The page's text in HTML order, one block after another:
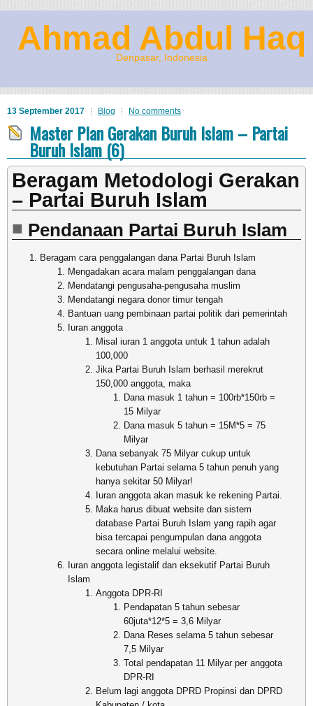
Ahmad Abdul Haq
Denpasar, Indonesia
13 September 2017 Blog No comments
Master Plan Gerakan Buruh Islam – Partai
Buruh Islam (6)
Beragam Metodologi Gerakan
– Partai Buruh Islam
Pendanaan Partai Buruh Islam
Beragam cara penggalangan dana Partai Buruh Islam
Mengadakan acara malam penggalangan dana
Mendatangi pengusaha-pengusaha muslim
Mendatangi negara donor timur tengah
Bantuan uang pembinaan partai politik dari pemerintah
Iuran anggota
Misal iuran 1 anggota untuk 1 tahun adalah
100,000
Jika Partai Buruh Islam berhasil merekrut
150,000 anggota, maka
Dana masuk 1 tahun = 100rb*150rb =
15 Milyar
Dana masuk 5 tahun = 15M*5 = 75
Milyar
Dana sebanyak 75 Milyar cukup untuk
kebutuhan Partai selama 5 tahun penuh yang
hanya sekitar 50 Milyar!
Iuran anggota akan masuk ke rekening Partai.
Maka harus dibuat website dan sistem
database Partai Buruh Islam yang rapih agar
bisa tercapai pengumpulan dana anggota
secara online melalui website.
Iuran anggota legistalif dan eksekutif Partai Buruh
Islam
Anggota DPR-RI
Pendapatan 5 tahun sebesar
60juta*12*5 = 3,6 Milyar
Dana Reses selama 5 tahun sebesar
7,5 Milyar
Total pendapatan 11 Milyar per anggota
DPR-RI
Belum lagi anggota DPRD Propinsi dan DPRD